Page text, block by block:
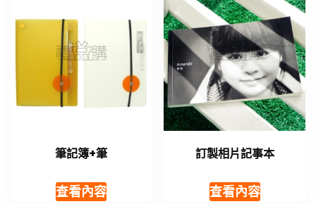
筆記簿+筆
查看內容
訂製相片記事本
查看內容